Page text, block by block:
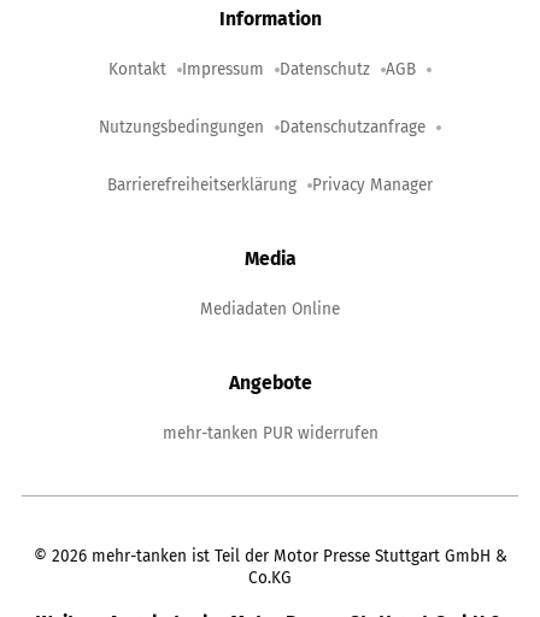
Information
Kontakt Impressum Datenschutz AGB
Nutzungsbedingungen Datenschutzanfrage
Barrierefreiheitserklärung Privacy Manager
Media
Mediadaten Online
Angebote
mehr-tanken PUR widerrufen
© 2026 mehr-tanken ist Teil der Motor Presse Stuttgart GmbH &
Co.KG